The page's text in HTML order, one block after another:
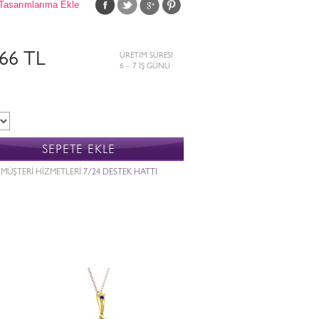
Ekle
TL
ÜRETİM SÜRESİ
6 – 7 İŞ GÜNÜ
SEPETE EKLE
MÜŞTERİ HİZMETLERİ 7/24 DESTEK HATTI